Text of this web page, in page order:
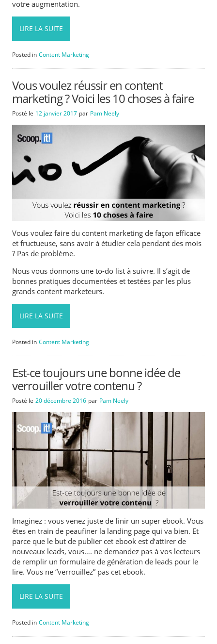
votre augmentation.
LIRE LA SUITE
Posted in Content Marketing
Vous voulez réussir en content
marketing ? Voici les 10 choses à faire
Posté le 12 janvier 2017 par Pam Neely
Vous voulez faire du content marketing de façon efficace
et fructueuse, sans avoir à étudier cela pendant des mois
? Pas de problème.
Nous vous donnons une to-do list à suivre. Il s’agit de
bonnes pratiques documentées et testées par les plus
grands content marketeurs.
LIRE LA SUITE
Posted in Content Marketing
Est-ce toujours une bonne idée de
verrouiller votre contenu ?
Posté le 20 décembre 2016 par Pam Neely
Imaginez : vous venez juste de finir un super ebook. Vous
êtes en train de peaufiner la landing page qui va bien. Et
parce que le but de publier cet ebook est d’attirer de
nouveaux leads, vous…. ne demandez pas à vos lecteurs
de remplir un formulaire de génération de leads pour le
lire. Vous ne “verrouillez” pas cet ebook.
LIRE LA SUITE
Posted in Content Marketing